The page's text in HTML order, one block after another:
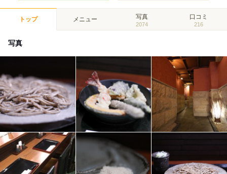
トップ メニュー 写真
2074
口コミ
216
写真